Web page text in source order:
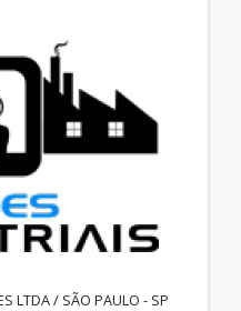
LTDA / SÃO PAULO - SP